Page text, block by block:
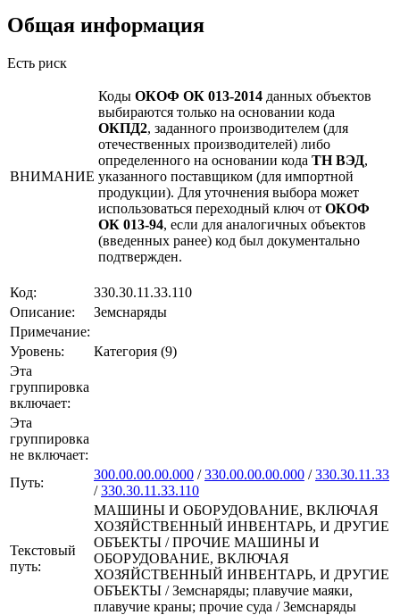
Общая информация
Есть риск
ВНИМАНИЕ
Коды ОКОФ ОК 013-2014 данных объектов
выбираются только на основании кода
ОКПД2, заданного производителем (для
отечественных производителей) либо
определенного на основании кода ТН ВЭД,
указанного поставщиком (для импортной
продукции). Для уточнения выбора может
использоваться переходный ключ от ОКОФ
ОК 013-94, если для аналогичных объектов
(введенных ранее) код был документально
подтвержден.
Код:
330.30.11.33.110
Описание:
Земснаряды
Примечание:
Уровень:
Категория (9)
Эта
группировка
включает:
Эта
группировка
не включает:
Путь:
300.00.00.00.000 /330.00.00.00.000 /330.30.11.33
/330.30.11.33.110
Текстовый
путь:
МАШИНЫ И ОБОРУДОВАНИЕ, ВКЛЮЧАЯ
ХОЗЯЙСТВЕННЫЙ ИНВЕНТАРЬ, И ДРУГИЕ
ОБЪЕКТЫ / ПРОЧИЕ МАШИНЫ И
ОБОРУДОВАНИЕ, ВКЛЮЧАЯ
ХОЗЯЙСТВЕННЫЙ ИНВЕНТАРЬ, И ДРУГИЕ
ОБЪЕКТЫ / Земснаряды; плавучие маяки,
плавучие краны; прочие суда / Земснаряды